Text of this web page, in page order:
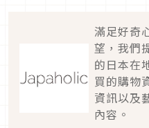
滿足好奇
望，我們
的日本在
買的購物
資訊以及
內容。